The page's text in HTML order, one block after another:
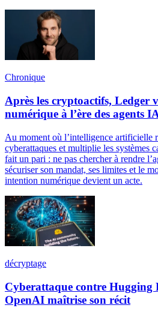
Chronique
Après les cryptoactifs, Ledger
numérique à l’ère des agents
Au moment où l’intelligence artificielle
cyberattaques et multiplie les systèmes
fait un pari : ne pas chercher à rendre
sécuriser son mandat, ses limites et le
intention numérique devient un acte.
décryptage
Cyberattaque contre Hugging
OpenAI maîtrise son récit